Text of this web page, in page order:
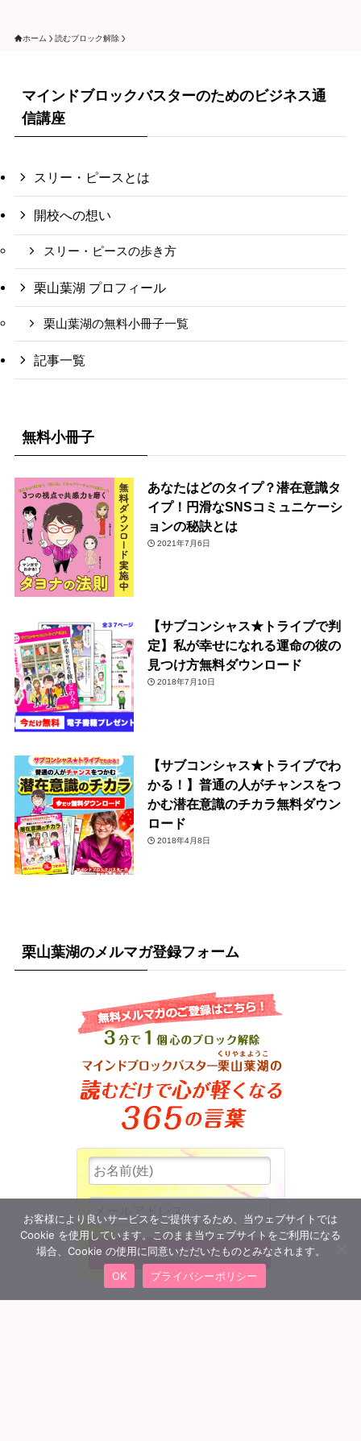
ホーム 読むブロック解除
マインドブロックバスターのためのビジネス通
信講座
スリー・ピースとは
開校への想い
スリー・ピースの歩き方
栗山葉湖 プロフィール
栗山葉湖の無料小冊子一覧
記事一覧
無料小冊子
あなたはどのタイプ？潜在意識タ
イプ！円滑なSNSコミュニケーシ
ョンの秘訣とは
2021年7月6日
【サブコンシャス★トライブで判
定】私が幸せになれる運命の彼の
見つけ方無料ダウンロード
2018年7月10日
【サブコンシャス★トライブでわ
かる！】普通の人がチャンスをつ
かむ潜在意識のチカラ無料ダウン
ロード
2018年4月8日
栗山葉湖のメルマガ登録フォーム
お客様により良いサービスをご提供するため、当ウェブサイトでは
Cookie を使用しています。このまま当ウェブサイトをご利用になる
場合、Cookie の使用に同意いただいたものとみなされます。
OK
プライバシーポリシー